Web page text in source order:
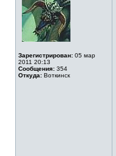
Зарегистрирован: 05 мар
2011 20:13
Сообщения: 354
Откуда: Воткинск